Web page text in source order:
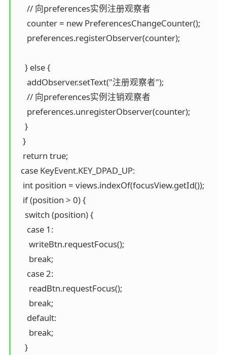
     // 向preferences实例注册观察者
     counter = new PreferencesChangeCounter();
     preferences.registerObserver(counter);
    } else {
     addObserver.setText("注册观察者");
     // 向preferences实例注销观察者
     preferences.unregisterObserver(counter);
    }
   }
   return true;
  case KeyEvent.KEY_DPAD_UP:
   int position = views.indexOf(focusView.getId());
   if (position > 0) {
    switch (position) {
     case 1:
      writeBtn.requestFocus();
      break;
     case 2:
      readBtn.requestFocus();
      break;
     default:
      break;
    }